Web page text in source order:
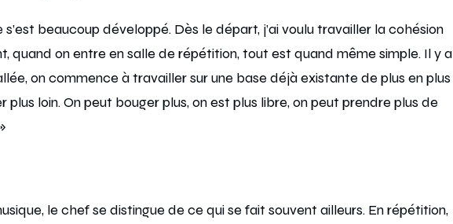
s’est beaucoup développé. Dès le départ, j’ai voulu travailler la cohésion
quand on entre en salle de répétition, tout est quand même simple. Il y a
on commence à travailler sur une base déjà existante de plus en plus
plus loin. On peut bouger plus, on est plus libre, on peut prendre plus de
le chef se distingue de ce qui se fait souvent ailleurs. En répétition,